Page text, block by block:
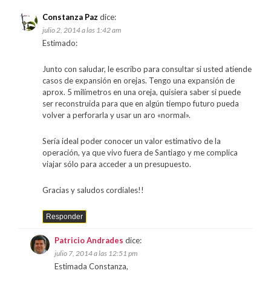
Constanza Paz dice:
julio 2, 2014 a las 1:42 am
Estimado:
Junto con saludar, le escribo para consultar si usted atiende
casos de expansión en orejas. Tengo una expansión de
aprox. 5 milímetros en una oreja, quisiera saber si puede
ser reconstruida para que en algún tiempo futuro pueda
volver a perforarla y usar un aro «normal».
Sería ideal poder conocer un valor estimativo de la
operación, ya que vivo fuera de Santiago y me complica
viajar sólo para acceder a un presupuesto.
Gracias y saludos cordiales!!
Responder
Patricio Andrades dice:
julio 7, 2014 a las 12:51 pm
Estimada Constanza,